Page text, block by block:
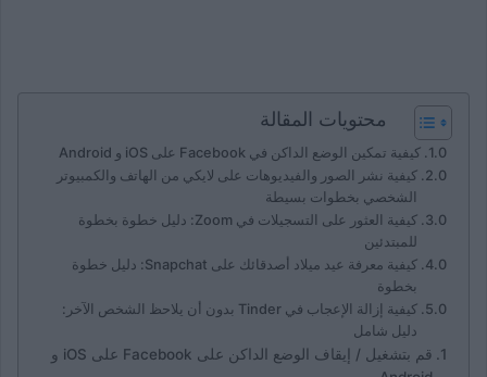
محتويات المقالة
كيفية تمكين الوضع الداكن في Facebook على iOS و Android
كيفية نشر الصور والفيديوهات على لايكي من الهاتف والكمبيوتر
الشخصي بخطوات بسيطة
كيفية العثور على التسجيلات في Zoom: دليل خطوة بخطوة
للمبتدئين
كيفية معرفة عيد ميلاد أصدقائك على Snapchat: دليل خطوة
بخطوة
كيفية إزالة الإعجاب في Tinder بدون أن يلاحظ الشخص الآخر:
دليل شامل
قم بتشغيل / إيقاف الوضع الداكن على Facebook على iOS و